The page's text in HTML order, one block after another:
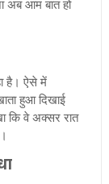
अब आम बात हो
है। ऐसे में
हुआ दिखाई
कि वे अक्सर रात